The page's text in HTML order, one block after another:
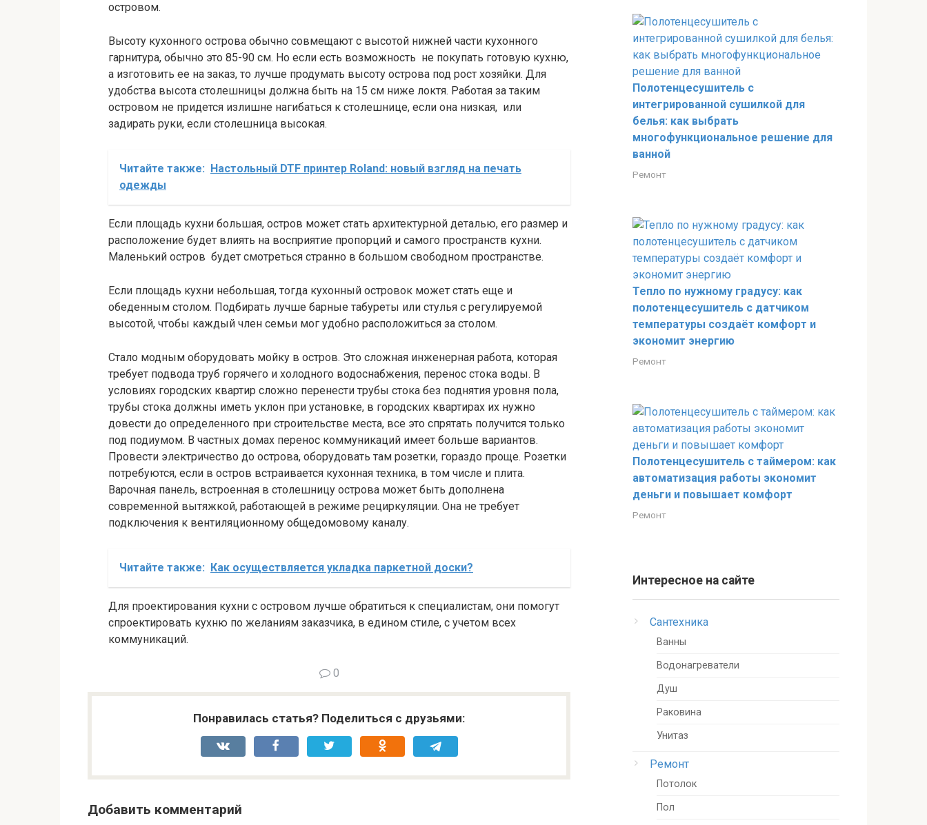
островом.
Высоту кухонного острова обычно совмещают с высотой нижней части кухонного
гарнитура, обычно это 85-90 см. Но если есть возможность не покупать готовую кухню,
а изготовить ее на заказ, то лучше продумать высоту острова под рост хозяйки. Для
удобства высота столешницы должна быть на 15 см ниже локтя. Работая за таким
островом не придется излишне нагибаться к столешнице, если она низкая, или
задирать руки, если столешница высокая.
Читайте также: Настольный DTF принтер Roland: новый взгляд на печать
одежды
Если площадь кухни большая, остров может стать архитектурной деталью, его размер и
расположение будет влиять на восприятие пропорций и самого пространств кухни.
Маленький остров будет смотреться странно в большом свободном пространстве.
Если площадь кухни небольшая, тогда кухонный островок может стать еще и
обеденным столом. Подбирать лучше барные табуреты или стулья с регулируемой
высотой, чтобы каждый член семьи мог удобно расположиться за столом.
Стало модным оборудовать мойку в остров. Это сложная инженерная работа, которая
требует подвода труб горячего и холодного водоснабжения, перенос стока воды. В
условиях городских квартир сложно перенести трубы стока без поднятия уровня пола,
трубы стока должны иметь уклон при установке, в городских квартирах их нужно
довести до определенного при строительстве места, все это спрятать получится только
под подиумом. В частных домах перенос коммуникаций имеет больше вариантов.
Провести электричество до острова, оборудовать там розетки, гораздо проще. Розетки
потребуются, если в остров встраивается кухонная техника, в том числе и плита.
Варочная панель, встроенная в столешницу острова может быть дополнена
современной вытяжкой, работающей в режиме рециркуляции. Она не требует
подключения к вентиляционному общедомовому каналу.
Читайте также: Как осуществляется укладка паркетной доски?
Для проектирования кухни с островом лучше обратиться к специалистам, они помогут
спроектировать кухню по желаниям заказчика, в едином стиле, с учетом всех
коммуникаций.
0
Понравилась статья? Поделиться с друзьями:
Добавить комментарий
Полотенцесушитель с
интегрированной сушилкой для
белья: как выбрать
многофункциональное решение для
ванной
Ремонт
Тепло по нужному градусу: как
полотенцесушитель с датчиком
температуры создаёт комфорт и
экономит энергию
Ремонт
Полотенцесушитель с таймером: как
автоматизация работы экономит
деньги и повышает комфорт
Ремонт
Интересное на сайте
Сантехника
Ванны
Водонагреватели
Душ
Раковина
Унитаз
Ремонт
Потолок
Пол